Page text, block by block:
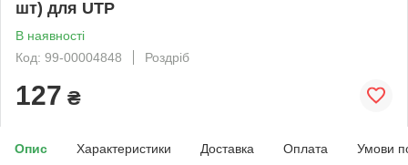
шт) для UTP
В наявності
Код: 99-00004848
Роздріб
127 ₴
Опис Характеристики Доставка Оплата Умови